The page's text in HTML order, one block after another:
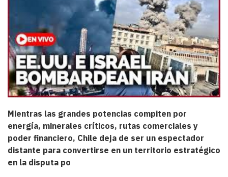
Mientras las grandes potencias compiten por
energía, minerales críticos, rutas comerciales y
poder financiero, Chile deja de ser un espectador
distante para convertirse en un territorio estratégico
en la disputa po